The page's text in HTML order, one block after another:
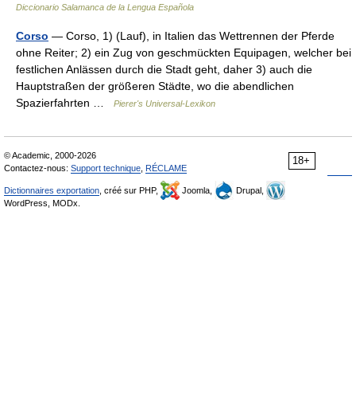
Diccionario Salamanca de la Lengua Española
Corso — Corso, 1) (Lauf), in Italien das Wettrennen der Pferde
ohne Reiter; 2) ein Zug von geschmückten Equipagen, welcher bei
festlichen Anlässen durch die Stadt geht, daher 3) auch die
Hauptstraßen der größeren Städte, wo die abendlichen
Spazierfahrten …
Pierer's Universal-Lexikon
18+
© Academic, 2000-2026
Contactez-nous: Support technique RÉCLAME
Dictionnaires exportation , créé sur PHP, Joomla,
Drupal,
WordPress, MODx.